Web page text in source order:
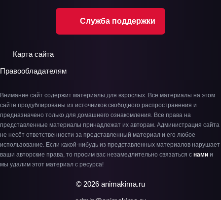
Служба поддержки
Карта сайта
Правообладателям
Внимание сайт содержит материалы для взрослых. Все материалы на этом
сайте продублированы из источников свободного распространения и
предназначено только для домашнего ознакомления. Все права на
представленные материалы принадлежат их авторам. Администрация сайта
не несёт ответственности за представленный материал и его любое
использование. Если какой-нибудь из представленных материалов нарушает
ваши авторские права, то просим вас незамедлительно связаться с нами и
мы удалим этот материал с ресурса!
© 2026 animakima.ru